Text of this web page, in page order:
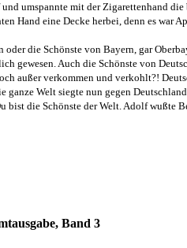
umspannte mit der Zigarettenhand die
Hand eine Decke herbei, denn es war
die Schönste von Bayern, gar
gewesen. Auch die Schönste von
außer verkommen und verkohlt?!
ganze Welt siegte nun gegen
bist die Schönste der Welt. Adolf wußte
Band 3